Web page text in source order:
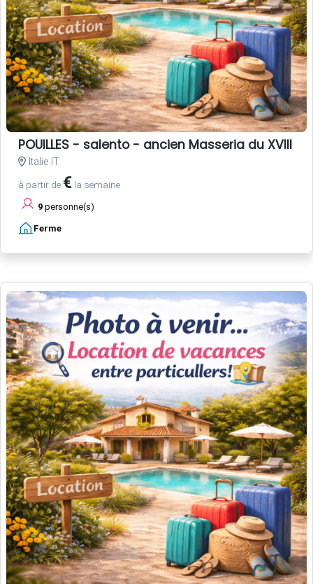
POUILLES - salento - ancien Masseria du XVIII
Italie IT
à partir de € la semaine
9 personne(s)
Ferme